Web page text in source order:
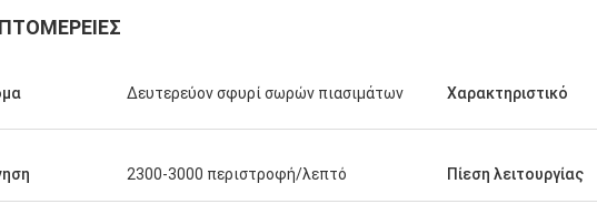
Δευτερεύον σφυρί σωρών πιασιμάτων Χαρακτηριστικό
2300-3000 περιστροφή/λεπτό Πίεση λειτουργίας